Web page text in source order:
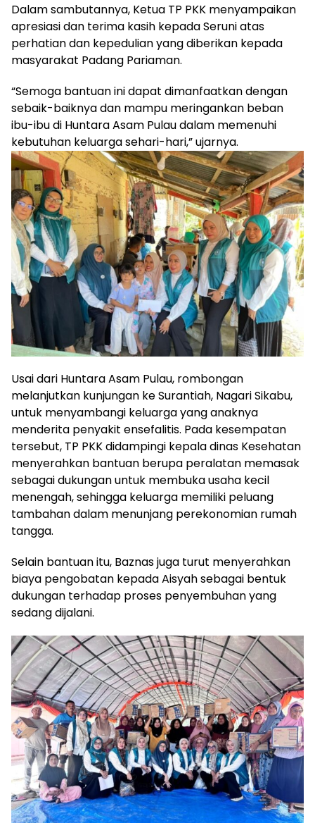
Dalam sambutannya, Ketua TP PKK menyampaikan
apresiasi dan terima kasih kepada Seruni atas
perhatian dan kepedulian yang diberikan kepada
masyarakat Padang Pariaman.
“Semoga bantuan ini dapat dimanfaatkan dengan
sebaik-baiknya dan mampu meringankan beban
ibu-ibu di Huntara Asam Pulau dalam memenuhi
kebutuhan keluarga sehari-hari,” ujarnya.
Usai dari Huntara Asam Pulau, rombongan
melanjutkan kunjungan ke Surantiah, Nagari Sikabu,
untuk menyambangi keluarga yang anaknya
menderita penyakit ensefalitis. Pada kesempatan
tersebut, TP PKK didampingi kepala dinas Kesehatan
menyerahkan bantuan berupa peralatan memasak
sebagai dukungan untuk membuka usaha kecil
menengah, sehingga keluarga memiliki peluang
tambahan dalam menunjang perekonomian rumah
tangga.
Selain bantuan itu, Baznas juga turut menyerahkan
biaya pengobatan kepada Aisyah sebagai bentuk
dukungan terhadap proses penyembuhan yang
sedang dijalani.